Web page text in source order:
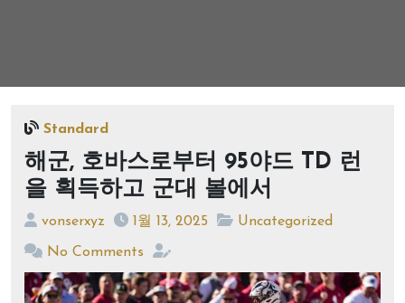
Standard
해군, 호바스로부터 95야드 TD 런
을 획득하고 군대 볼에서
vonserxyz 1월 13, 2025 Uncategorized
No Comments